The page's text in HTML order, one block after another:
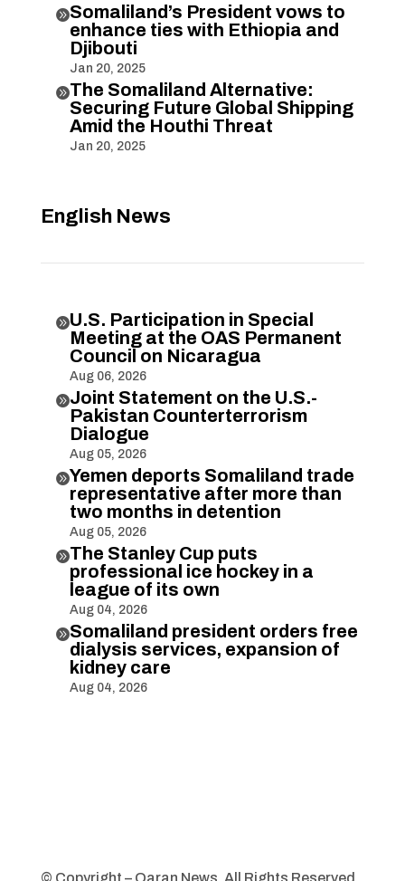
Somaliland’s President vows to
enhance ties with Ethiopia and
Djibouti
Jan 20, 2025
The Somaliland Alternative:
Securing Future Global Shipping
Amid the Houthi Threat
Jan 20, 2025
English News
U.S. Participation in Special
Meeting at the OAS Permanent
Council on Nicaragua
Aug 06, 2026
Joint Statement on the U.S.-
Pakistan Counterterrorism
Dialogue
Aug 05, 2026
Yemen deports Somaliland trade
representative after more than
two months in detention
Aug 05, 2026
The Stanley Cup puts
professional ice hockey in a
league of its own
Aug 04, 2026
Somaliland president orders free
dialysis services, expansion of
kidney care
Aug 04, 2026
© Copyright – Qaran News. All Rights Reserved.